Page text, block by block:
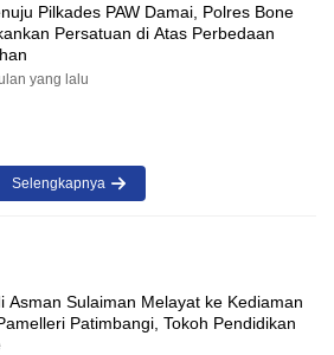
Pilkades PAW Damai, Polres Bone
Persatuan di Atas Perbedaan
yang lalu
Selengkapnya
Asman Sulaiman Melayat ke Kediaman
Patimbangi, Tokoh Pendidikan